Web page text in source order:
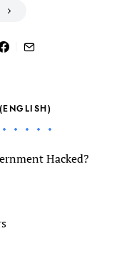
Hacked?